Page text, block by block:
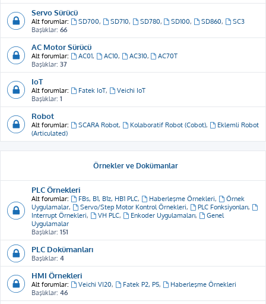
Servo Sürücü
Alt forumlar: SD700, SD710, SD780, SD100, SD860,
SC3
Başlıklar: 66
AC Motor Sürücü
Alt forumlar: AC01, AC10, AC310,
AC70T
Başlıklar: 37
IoT
Alt forumlar: Fatek IoT,
Veichi IoT
Başlıklar: 1
Robot
Alt forumlar: SCARA Robot, Kolaboratif Robot (Cobot),
Eklemli Robot
(Articulated)
Örnekler ve Dokümanlar
PLC Örnekleri
Alt forumlar: FBs, B1, B1z, HB1 PLC, Haberleşme Örnekleri,
Örnek
Uygulamalar, Servo/Step Motor Kontrol Örnekleri, PLC Fonksiyonları,
Interrupt Örnekleri, VH PLC, Enkoder Uygulamaları,
Genel
Uygulamalar
Başlıklar: 151
PLC Dokümanları
Başlıklar: 4
HMI Örnekleri
Alt forumlar: Veichi VI20, Fatek P2, P5,
Haberleşme Örnekleri
Başlıklar: 46